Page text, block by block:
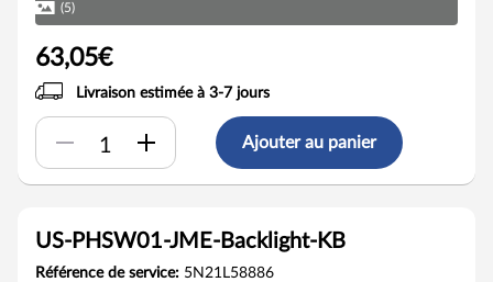
(5)
63,05€
Livraison estimée à 3-7 jours
Ajouter au panier
US-PHSW01-JME-Backlight-KB
Référence de service: 5N21L58886